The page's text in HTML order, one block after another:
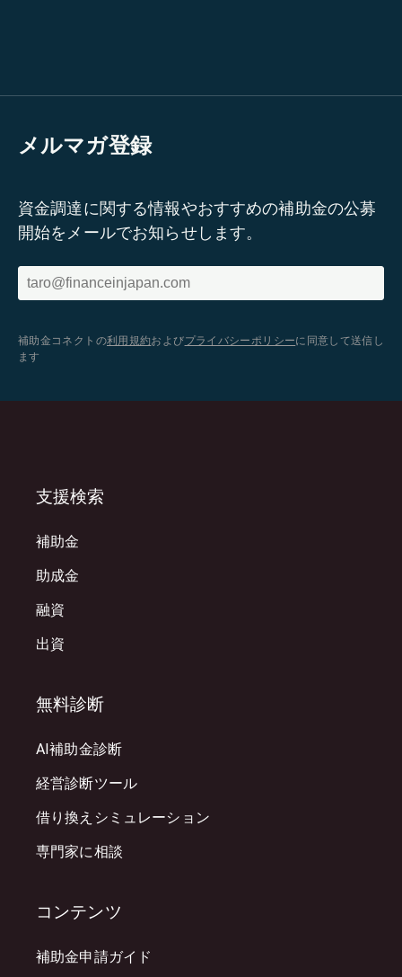
メルマガ登録
資金調達に関する情報やおすすめの補助金の公募
開始をメールでお知らせします。
補助金コネクトの利用規約およびプライバシーポリシーに同意して送信し
ます
支援検索
補助金
助成金
融資
出資
無料診断
AI補助金診断
経営診断ツール
借り換えシミュレーション
専門家に相談
コンテンツ
補助金申請ガイド